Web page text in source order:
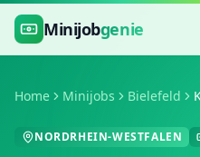
Zum Hauptinhalt springen
Minijobgenie
Home Minijobs Bielefeld
NORDRHEIN-WESTFALEN